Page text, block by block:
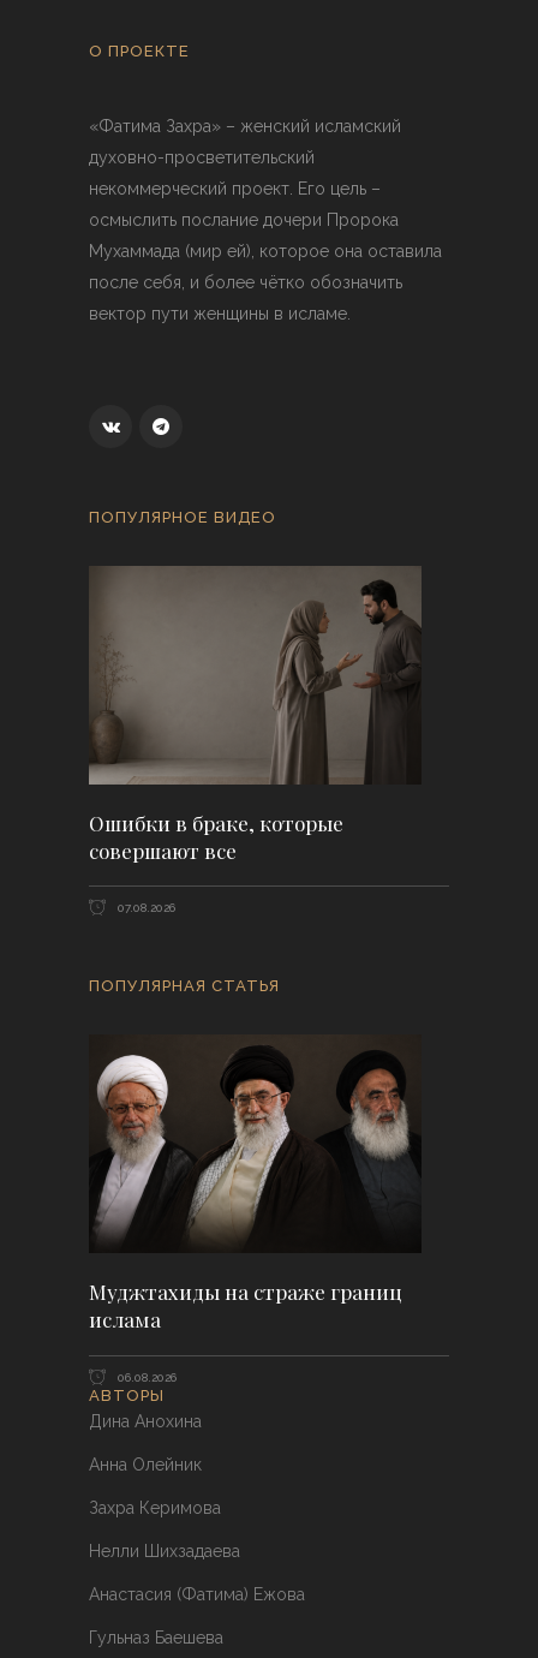
О ПРОЕКТЕ
«Фатима Захра» – женский исламский
духовно-просветительский
некоммерческий проект. Его цель –
осмыслить послание дочери Пророка
Мухаммада (мир ей), которое она оставила
после себя, и более чётко обозначить
вектор пути женщины в исламе.
ПОПУЛЯРНОЕ ВИДЕО
Ошибки в браке, которые
совершают все
07.08.2026
ПОПУЛЯРНАЯ СТАТЬЯ
Муджтахиды на страже границ
ислама
06.08.2026
АВТОРЫ
Дина Анохина
Анна Олейник
Захра Керимова
Нелли Шихзадаева
Анастасия (Фатима) Ежова
Гульназ Баешева